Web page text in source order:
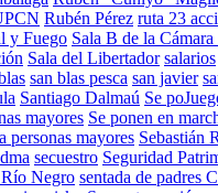
Rubén Pérez ruta 23
y Fuego Sala B de la
Sala del Libertador salarios
san blas pesca san javier
Santiago Dalmaú Se
mayores Se ponen en
personas mayores Sebastián
secuestro Seguridad
Negro sentada de padres